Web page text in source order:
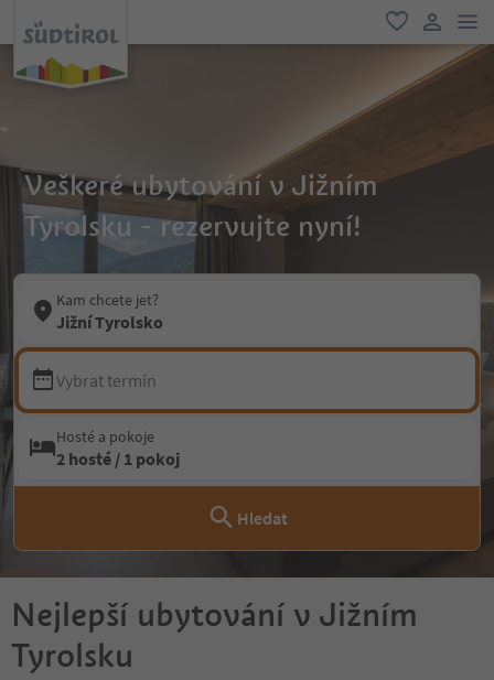
oblíbené
Veškeré ubytování v Jižním
Tyrolsku - rezervujte nyní!
Kam chcete jet?
Jižní Tyrolsko
Vybrat termín
Hosté a pokoje
2 hosté / 1 pokoj
Hledat
Nejlepší ubytování v Jižním
Tyrolsku